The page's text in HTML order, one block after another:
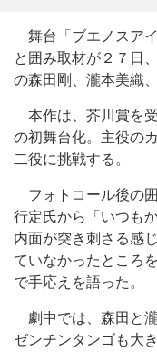
舞台「ブエノスア
と囲み取材が２７日
の森田剛、瀧本美織
本作は、芥川賞を
の初舞台化。主役の
二役に挑戦する。
フォトコール後の
行定氏から「いつも
内面が突き刺さる感
ていなかったところ
で手応えを語った。
劇中では、森田と
ゼンチンタンゴも大